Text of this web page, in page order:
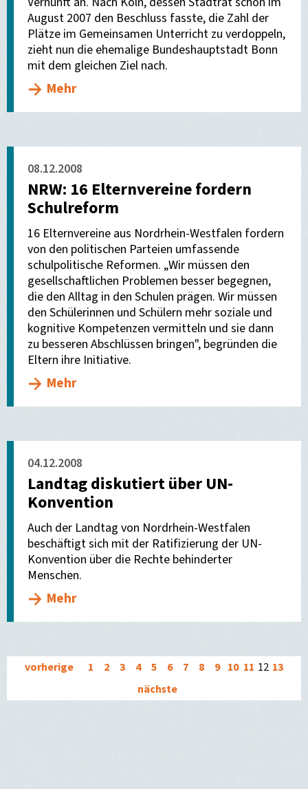
August 2007 den Beschluss fasste, die Zahl der
Plätze im Gemeinsamen Unterricht zu verdoppeln,
zieht nun die ehemalige Bundeshauptstadt Bonn
mit dem gleichen Ziel nach.
Mehr
08.12.2008
NRW: 16 Elternvereine fordern
Schulreform
16 Elternvereine aus Nordrhein-Westfalen fordern
von den politischen Parteien umfassende
schulpolitische Reformen. „Wir müssen den
gesellschaftlichen Problemen besser begegnen,
die den Alltag in den Schulen prägen. Wir müssen
den Schülerinnen und Schülern mehr soziale und
kognitive Kompetenzen vermitteln und sie dann
zu besseren Abschlüssen bringen", begründen die
Eltern ihre Initiative.
Mehr
04.12.2008
Landtag diskutiert über UN-
Konvention
Auch der Landtag von Nordrhein-Westfalen
beschäftigt sich mit der Ratifizierung der UN-
Konvention über die Rechte behinderter
Menschen.
Mehr
vorherige 1 2 3 4 5 6 7 8 9 10 11 12 13
nächste